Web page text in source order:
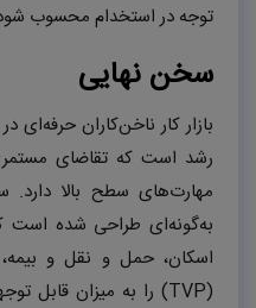
توجه در استخدام محسوب
سخن نهایی
بازار کار ناخن‌کاران
رشد است که تقاضای
مهارت‌های سطح بالا دارد.
به‌گونه‌ای طراحی شده است که
اسکان، حمل و نقل و
(
TVP) را به میزان قابل